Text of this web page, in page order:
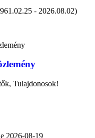
- 2026.08.02)
Tulajdonosok!